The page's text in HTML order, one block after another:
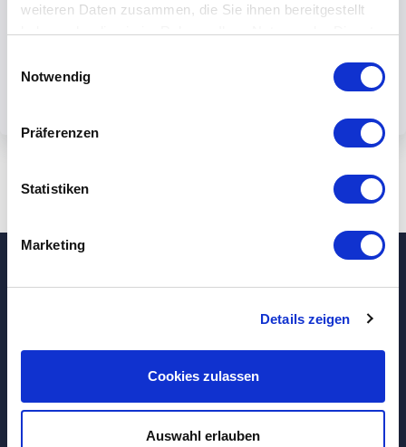
weiteren Daten zusammen, die Sie ihnen bereitgestellt
haben oder die sie im Rahmen Ihrer Nutzung der Dienste
Notwendig
Präferenzen
Statistiken
Marketing
Details zeigen
Cookies zulassen
Auswahl erlauben
privacy policy.
Dolphin IT-Systeme e.K.
Clausewitzstr. 47A